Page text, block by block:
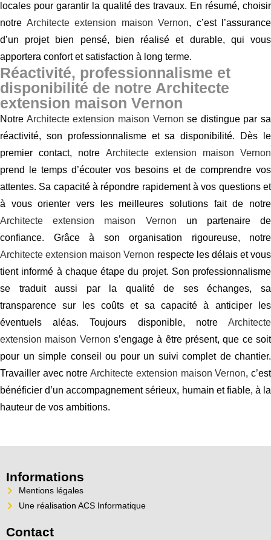
locales pour garantir la qualité des travaux. En résumé, choisir
notre Architecte extension maison Vernon, c’est l’assurance
d’un projet bien pensé, bien réalisé et durable, qui vous
apportera confort et satisfaction à long terme.
Réactivité, professionnalisme et
disponibilité de notre Architecte
extension maison Vernon
Notre Architecte extension maison Vernon se distingue par sa
réactivité, son professionnalisme et sa disponibilité. Dès le
premier contact, notre Architecte extension maison Vernon
prend le temps d’écouter vos besoins et de comprendre vos
attentes. Sa capacité à répondre rapidement à vos questions et
à vous orienter vers les meilleures solutions fait de notre
Architecte extension maison Vernon un partenaire de
confiance. Grâce à son organisation rigoureuse, notre
Architecte extension maison Vernon respecte les délais et vous
tient informé à chaque étape du projet. Son professionnalisme
se traduit aussi par la qualité de ses échanges, sa
transparence sur les coûts et sa capacité à anticiper les
éventuels aléas. Toujours disponible, notre Architecte
extension maison Vernon s’engage à être présent, que ce soit
pour un simple conseil ou pour un suivi complet de chantier.
Travailler avec notreArchitecte extension maison Vernon, c’est
bénéficier d’un accompagnement sérieux, humain et fiable, à la
hauteur de vos ambitions.
Informations
Mentions légales
Une réalisation ACS Informatique
Contact